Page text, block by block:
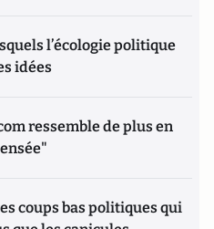
l’écologie politique
idées
ressemble de plus en
coups bas politiques qui